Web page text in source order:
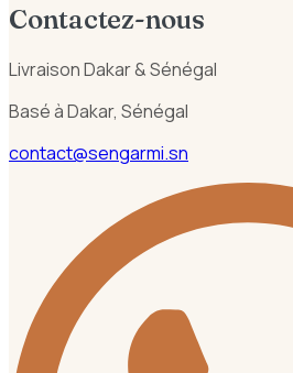
Contactez-nous
Livraison Dakar & Sénégal
Basé à Dakar, Sénégal
contact@sengarmi.sn